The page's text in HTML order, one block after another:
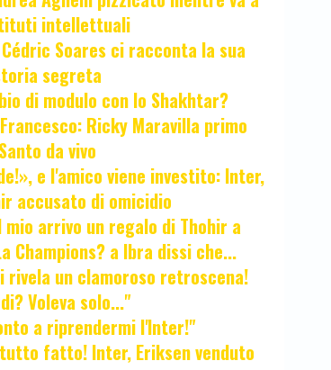
intellettuali
Soares ci racconta la sua
segreta
di modulo con lo Shakhtar?
Ricky Maravilla primo
Santo da vivo
e l'amico viene investito: Inter,
accusato di omicidio
arrivo un regalo di Thohir a
Champions? a Ibra dissi che...
rivela un clamoroso retroscena!
Voleva solo..."
a riprendermi l'Inter!"
fatto! Inter, Eriksen venduto